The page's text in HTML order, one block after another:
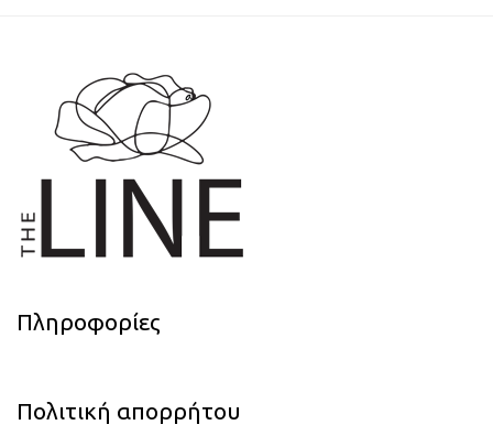
Πληροφορίες
Πολιτική απορρήτου